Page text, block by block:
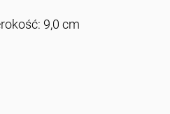
9,0 cm